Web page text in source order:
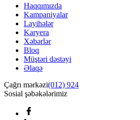
Haqqımızda
Kampaniyalar
Layihələr
Karyera
Xəbərlər
Bloq
Müştəri dəstəyi
Əlaqə
Çağrı mərkəzi(012) 924
Sosial şəbəkələrimiz